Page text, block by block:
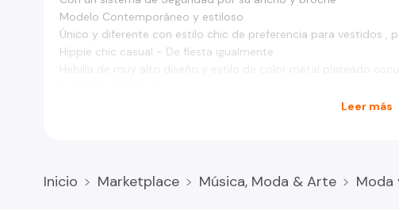
Modelo Contemporáneo y estiloso
Único y diferente con estilo chic de preferencia para vestidos ,
Hippie chic casual - De fiesta igualmente
Medidas :
Leer más
Inicio Marketplace Música, Moda & Arte Moda